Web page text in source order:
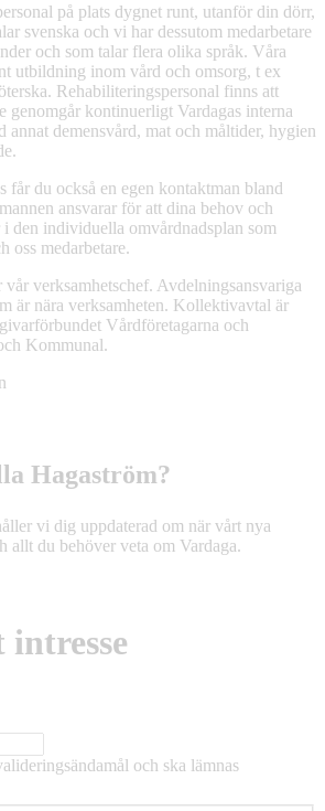
på plats dygnet runt, utanför din dörr,
svenska och vi har dessutom medarbetare
och som talar flera olika språk. Våra
utbildning inom vård och omsorg, t ex
Rehabiliteringspersonal finns att
genomgår kontinuerligt Vardagas interna
annat demensvård, mat och måltider, hygien
får du också en egen kontaktman bland
ansvarar för att dina behov och
den individuella omvårdnadsplan som
oss medarbetare.
verksamhetschef. Avdelningsansvariga
är nära verksamheten. Kollektivavtal är
Vårdföretagarna och
Kommunal.
Hagaström?
vi dig uppdaterad om när vårt nya
allt du behöver veta om Vardaga.
och ska lämnas